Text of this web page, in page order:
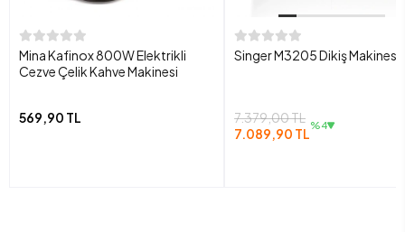
Mina Kafinox 800W Elektrikli
Cezve Çelik Kahve Makinesi
569,90 TL
Singer M3205 Dikiş Makinesi
7.379,00 TL
7.089,90 TL %4